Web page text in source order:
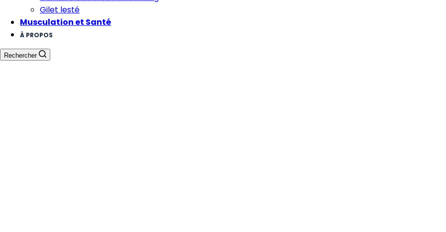
Gilet lesté
Musculation et Santé
À PROPOS
Rechercher